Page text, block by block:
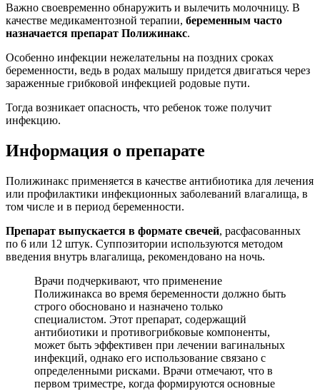
Важно своевременно обнаружить и вылечить молочницу. В
качестве медикаментозной терапии, беременным часто
назначается препарат Полижинакс.
Особенно инфекции нежелательны на поздних сроках
беременности, ведь в родах малышу придется двигаться через
зараженные грибковой инфекцией родовые пути.
Тогда возникает опасность, что ребенок тоже получит
инфекцию.
Информация о препарате
Полижинакс применяется в качестве антибиотика для лечения
или профилактики инфекционных заболеваний влагалища, в
том числе и в период беременности.
Препарат выпускается в формате свечей, расфасованных
по 6 или 12 штук. Суппозитории используются методом
введения внутрь влагалища, рекомендовано на ночь.
Врачи подчеркивают, что применение
Полижинакса во время беременности должно быть
строго обосновано и назначено только
специалистом. Этот препарат, содержащий
антибиотики и противогрибковые компоненты,
может быть эффективен при лечении вагинальных
инфекций, однако его использование связано с
определенными рисками. Врачи отмечают, что в
первом триместре, когда формируются основные